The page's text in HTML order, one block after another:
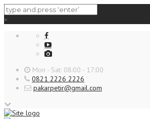
×
Mon - Sat: 08:00 - 17:00
0821 2226 2226
pakarpetir@gmail.com